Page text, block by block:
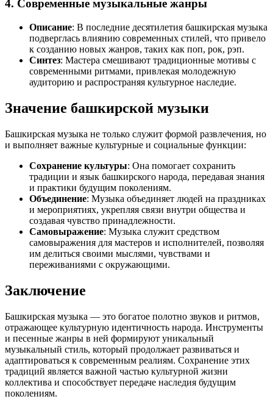
4. Современные музыкальные жанры
Описание: В последние десятилетия башкирская музыка
подверглась влиянию современных стилей, что привело
к созданию новых жанров, таких как поп, рок, рэп.
Синтез: Мастера смешивают традиционные мотивы с
современными ритмами, привлекая молодежную
аудиторию и распространяя культурное наследие.
Значение башкирской музыки
Башкирская музыка не только служит формой развлечения, но
и выполняет важные культурные и социальные функции:
Сохранение культуры: Она помогает сохранить
традиции и язык башкирского народа, передавая знания
и практики будущим поколениям.
Объединение: Музыка объединяет людей на праздниках
и мероприятиях, укрепляя связи внутри общества и
создавая чувство принадлежности.
Самовыражение: Музыка служит средством
самовыражения для мастеров и исполнителей, позволяя
им делиться своими мыслями, чувствами и
переживаниями с окружающими.
Заключение
Башкирская музыка — это богатое полотно звуков и ритмов,
отражающее культурную идентичность народа. Инструменты
и песенные жанры в ней формируют уникальный
музыкальный стиль, который продолжает развиваться и
адаптироваться к современным реалиям. Сохранение этих
традиций является важной частью культурной жизни
коллектива и способствует передаче наследия будущим
поколениям.